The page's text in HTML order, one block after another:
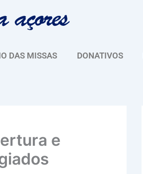
DAS MISSAS DONATIVOS
e